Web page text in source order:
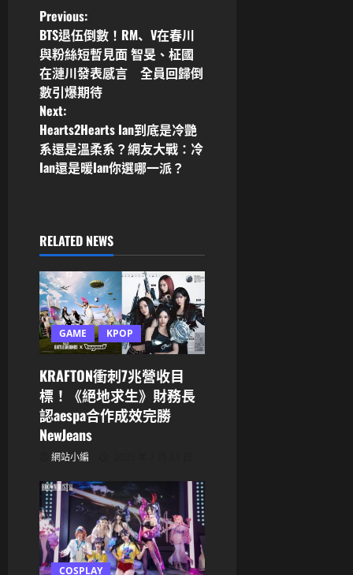
洽談改編真人電影掀熱
議
P
o
s
t
n
i
g
a
t
i
o
n
Previous:
BTS退伍倒數！RM、V在春川
與粉絲短暫見面 智旻、柾國
在漣川發表感言 全員回歸倒
數引爆期待
Next:
Hearts2Hearts Ian到底是冷艷
系還是溫柔系？網友大戰：冷
Ian還是暖Ian你選哪一派？
RELATED NEWS
GAME KPOP
KRAFTON衝刺7兆營收目
標！《絕地求生》財務長
認aespa合作成效完勝
NewJeans
網站小編
COSPLAY